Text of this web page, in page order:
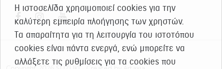
Η ιστοσελίδα χρησιμοποιεί cookies για την
καλύτερη εμπειρία πλοήγησης των χρηστών.
Τα απαραίτητα για τη λειτουργία του ιστοτόπου
cookies είναι πάντα ενεργά, ενώ μπορείτε να
αλλάξετε τις ρυθμίσεις για τα cookies που